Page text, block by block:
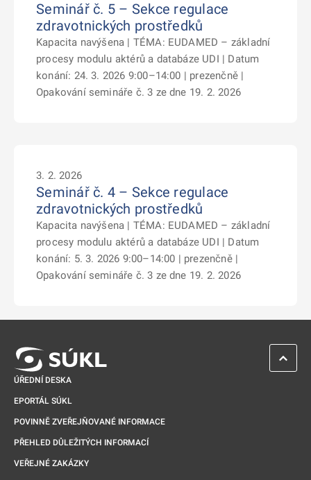
Seminář č. 5 – Sekce regulace
zdravotnických prostředků
Kapacita navýšena | TÉMA: EUDAMED – základní
procesy modulu aktérů a databáze UDI | Datum
konání: 24. 3. 2026 9:00–14:00 | prezenčně |
Opakování semináře č. 3 ze dne 19. 2. 2026
3. 2. 2026
Seminář č. 4 – Sekce regulace
zdravotnických prostředků
Kapacita navýšena | TÉMA: EUDAMED – základní
procesy modulu aktérů a databáze UDI | Datum
konání: 5. 3. 2026 9:00–14:00 | prezenčně |
Opakování semináře č. 3 ze dne 19. 2. 2026
ÚŘEDNÍ DESKA
EPORTÁL SÚKL
POVINNĚ ZVEŘEJŇOVANÉ INFORMACE
PŘEHLED DŮLEŽITÝCH INFORMACÍ
VEŘEJNÉ ZAKÁZKY
ZPĚT